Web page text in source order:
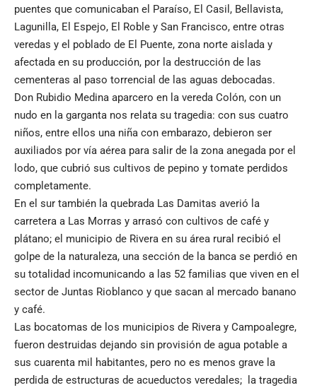
puentes que comunicaban el Paraíso, El Casil, Bellavista,
Lagunilla, El Espejo, El Roble y San Francisco, entre otras
veredas y el poblado de El Puente, zona norte aislada y
afectada en su producción, por la destrucción de las
cementeras al paso torrencial de las aguas debocadas.
Don Rubidio Medina aparcero en la vereda Colón, con un
nudo en la garganta nos relata su tragedia: con sus cuatro
niños, entre ellos una niña con embarazo, debieron ser
auxiliados por vía aérea para salir de la zona anegada por el
lodo, que cubrió sus cultivos de pepino y tomate perdidos
completamente.
En el sur también la quebrada Las Damitas averió la
carretera a Las Morras y arrasó con cultivos de café y
plátano; el municipio de Rivera en su área rural recibió el
golpe de la naturaleza, una sección de la banca se perdió en
su totalidad incomunicando a las 52 familias que viven en el
sector de Juntas Rioblanco y que sacan al mercado banano
y café.
Las bocatomas de los municipios de Rivera y Campoalegre,
fueron destruidas dejando sin provisión de agua potable a
sus cuarenta mil habitantes, pero no es menos grave la
perdida de estructuras de acueductos veredales; la tragedia